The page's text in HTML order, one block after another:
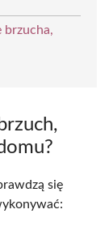
brzucha,
się